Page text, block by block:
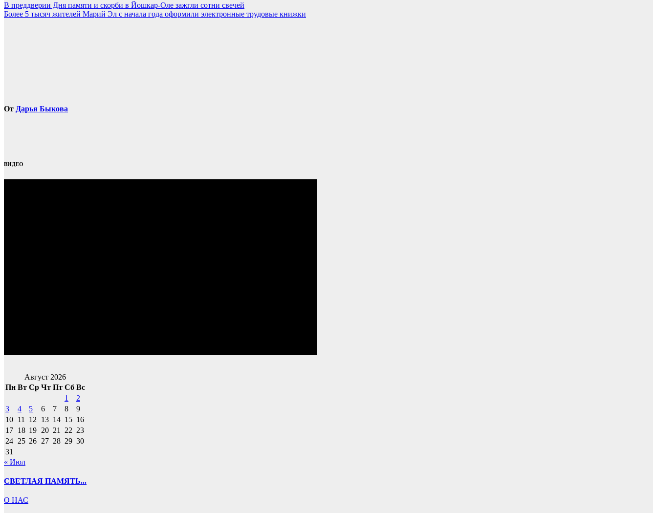
Навигация
по
В преддверии Дня памяти и скорби в Йошкар-Оле зажгли сотни свечей
Более 5 тысяч жителей Марий Эл с начала года оформили электронные трудовые книжки
От Дарья Быкова
ВИДЕО
Август 2026
Пн Вт Ср Чт Пт Сб Вс
1
2
3
4 5 6 7 8
9
10 11 12 13 14 15 16
17 18 19 20 21 22 23
24 25 26 27 28 29 30
31
« Июл
СВЕТЛАЯ ПАМЯТЬ...
О НАС